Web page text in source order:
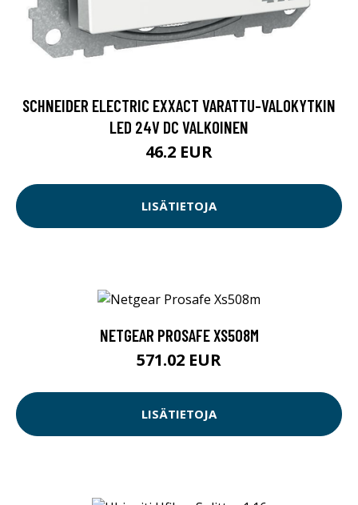
SCHNEIDER ELECTRIC EXXACT VARATTU-VALOKYTKIN
LED 24V DC VALKOINEN
46.2 EUR
LISÄTIETOJA
NETGEAR PROSAFE XS508M
571.02 EUR
LISÄTIETOJA